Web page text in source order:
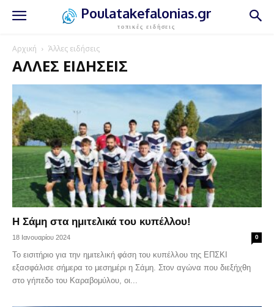
Poulatakefalonias.gr
τοπικές ειδήσεις
Αρχική Άλλες ειδήσεις
ΆΛΛΕΣ ΕΙΔΉΣΕΙΣ
Η Σάμη στα ημιτελικά του κυπέλλου!
18 Ιανουαρίου 2024 0
Το εισιτήριο για την ημιτελική φάση του κυπέλλου της ΕΠΣΚΙ
εξασφάλισε σήμερα το μεσημέρι η Σάμη. Στον αγώνα που διεξήχθη
στο γήπεδο του Καραβομύλου, οι...